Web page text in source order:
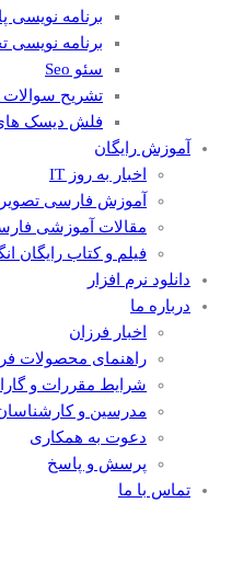
برنامه نویسی
برنامه
سئو Seo
تشریح سوالات
فلش دیسک
آموزش رایگان
اخبار به روز IT
آموزش فارسی
مقالات آموزشی
فیلم و کتاب رایگان
دانلود نرم افزار
درباره ما
اخبار فرزان
راهنمای محصولات
شرایط مقررات و
مدرسین و
دعوت به همکاری
پرسش و پاسخ
تماس با ما